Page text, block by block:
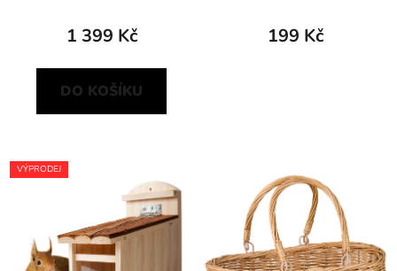
1 399 Kč
DO KOŠÍKU
199 Kč
VÝPRODEJ